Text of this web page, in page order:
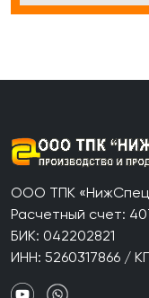
ООО ТПК
Расчетный счет:
БИК: 042202821
ИНН: 5260317866 /